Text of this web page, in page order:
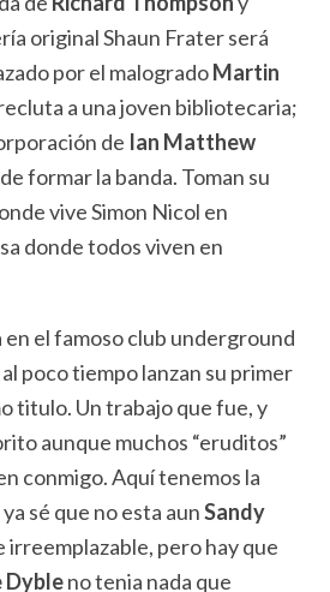
original Shaun Frater será
por el malogradoMartin
a una joven bibliotecaria;
de Ian Matthew
formar la banda. Toman su
vive Simon Nicol en
donde todos viven en
el famoso club underground
poco tiempo lanzan su primer
titulo. Un trabajo que fue, y
aunque muchos “eruditos”
conmigo. Aquí tenemos la
sé que no esta aunSandy
irreemplazable, pero hay que
Dybleno tenia nada que